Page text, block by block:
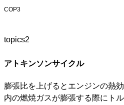
COP3
topics2
アトキンソンサイクル
膨張比を上げるとエンジンの熱
内の燃焼ガスが膨張する際にト